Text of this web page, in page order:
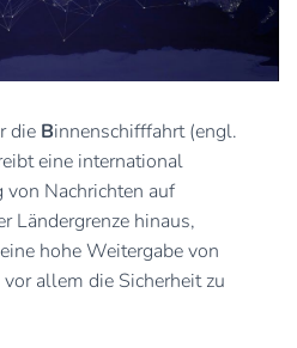
die Binnenschifffahrt (engl.
eine international
von Nachrichten auf
Ländergrenze hinaus,
hohe Weitergabe von
allem die Sicherheit zu